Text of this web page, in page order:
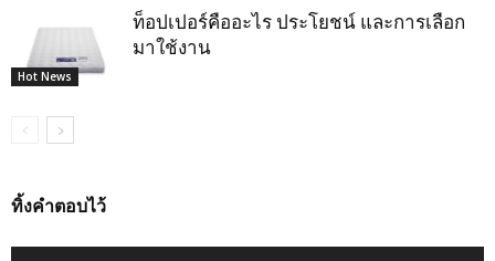
Hot News
ท็อปเปอร์คืออะไร ประโยชน์ และการเลือก
มาใช้งาน
ทิ้งคำตอบไว้